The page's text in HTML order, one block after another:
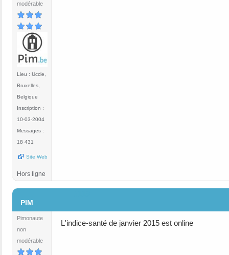
modérable
Lieu : Uccle,
Bruxelles,
Belgique
Inscription :
10-03-2004
Messages :
18 431
Site Web
Hors ligne
PIM
Pimonaute
non
modérable
L'indice-santé de janvier 2015 est online